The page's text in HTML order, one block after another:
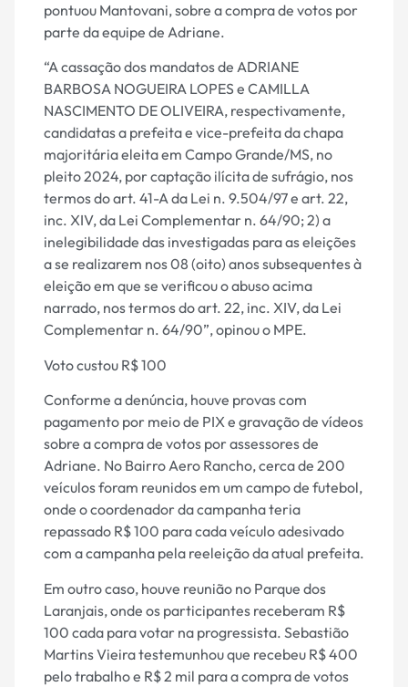
pontuou Mantovani, sobre a compra de votos por
parte da equipe de Adriane.
“A cassação dos mandatos de ADRIANE
BARBOSA NOGUEIRA LOPES e CAMILLA
NASCIMENTO DE OLIVEIRA, respectivamente,
candidatas a prefeita e vice-prefeita da chapa
majoritária eleita em Campo Grande/MS, no
pleito 2024, por captação ilícita de sufrágio, nos
termos do art. 41-A da Lei n. 9.504/97 e art. 22,
inc. XIV, da Lei Complementar n. 64/90; 2) a
inelegibilidade das investigadas para as eleições
a se realizarem nos 08 (oito) anos subsequentes à
eleição em que se verificou o abuso acima
narrado, nos termos do art. 22, inc. XIV, da Lei
Complementar n. 64/90”, opinou o MPE.
Voto custou R$ 100
Conforme a denúncia, houve provas com
pagamento por meio de PIX e gravação de vídeos
sobre a compra de votos por assessores de
Adriane. No Bairro Aero Rancho, cerca de 200
veículos foram reunidos em um campo de futebol,
onde o coordenador da campanha teria
repassado R$ 100 para cada veículo adesivado
com a campanha pela reeleição da atual prefeita.
Em outro caso, houve reunião no Parque dos
Laranjais, onde os participantes receberam R$
100 cada para votar na progressista. Sebastião
Martins Vieira testemunhou que recebeu R$ 400
pelo trabalho e R$ 2 mil para a compra de votos